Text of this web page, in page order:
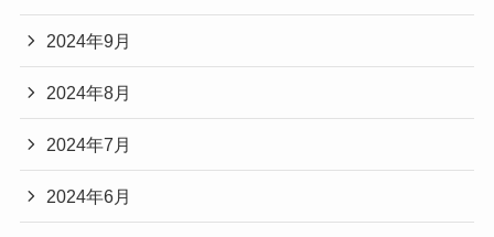
2024年9月
2024年8月
2024年7月
2024年6月